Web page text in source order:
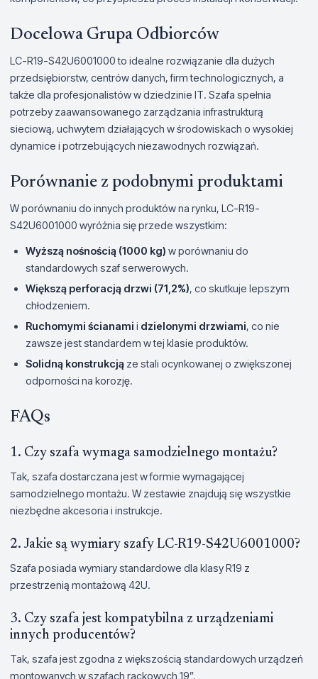
Docelowa Grupa Odbiorców
LC-R19-S42U6001000 to idealne rozwiązanie dla dużych
przedsiębiorstw, centrów danych, firm technologicznych, a
także dla profesjonalistów w dziedzinie IT. Szafa spełnia
potrzeby zaawansowanego zarządzania infrastrukturą
sieciową, uchwytem działających w środowiskach o wysokiej
dynamice i potrzebujących niezawodnych rozwiązań.
Porównanie z podobnymi produktami
W porównaniu do innych produktów na rynku, LC-R19-
S42U6001000 wyróżnia się przede wszystkim:
Wyższą nośnością (1000 kg) w porównaniu do
standardowych szaf serwerowych.
Większą perforacją drzwi (71,2%), co skutkuje lepszym
chłodzeniem.
Ruchomymi ścianami i dzielonymi drzwiami, co nie
zawsze jest standardem w tej klasie produktów.
Solidną konstrukcją ze stali ocynkowanej o zwiększonej
odporności na korozję.
FAQs
1. Czy szafa wymaga samodzielnego montażu?
Tak, szafa dostarczana jest w formie wymagającej
samodzielnego montażu. W zestawie znajdują się wszystkie
niezbędne akcesoria i instrukcje.
2. Jakie są wymiary szafy LC-R19-S42U6001000?
Szafa posiada wymiary standardowe dla klasy R19 z
przestrzenią montażową 42U.
3. Czy szafa jest kompatybilna z urządzeniami
innych producentów?
Tak, szafa jest zgodna z większością standardowych urządzeń
montowanych w szafach rackowych 19”.